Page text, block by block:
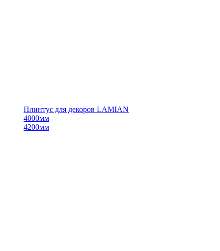
Плинтус для декоров LAMIAN
4000мм
4200мм